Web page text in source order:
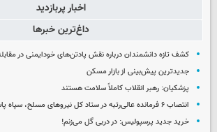
اخبار پربازدید
داغ‌ترین خبرها
کشف تازه دانشمندان درباره نقش پادتن‌های خودایمنی در
جدیدترین پیش‌بینی از بازار مسکن
پزشکیان: رهبر انقلاب کاملاً سلامت هستند
انتصاب ۶ فرمانده عالی‌رتبه در ستاد کل نیروهای مسلح، سپاه پاسداران و بسیج مستضعفین
خرید جدید پرسپولیس: در دربی گل می‌زنم!